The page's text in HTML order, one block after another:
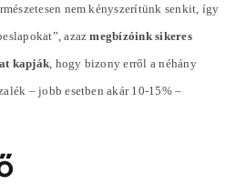
nem kényszerítünk senkit, így
azazmegbízóink sikeres
kapják , hogy bizony erről a néhány
– jobb esetben akár 10-15% –